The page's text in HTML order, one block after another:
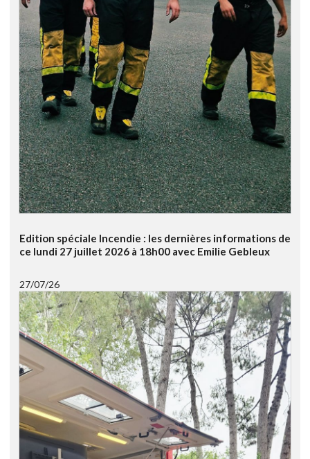
Edition spéciale Incendie : les dernières informations de
ce lundi 27 juillet 2026 à 18h00 avec Emilie Gebleux
27/07/26